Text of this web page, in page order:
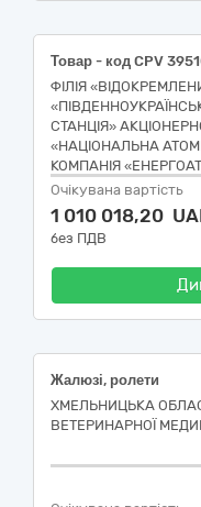
ФІЛІЯ
СТАНЦІЯ»
«НАЦІОНАЛЬНА
КОМПАНІЯ
Очікувана вартість
1 010 018,20
без ПДВ
Жалюзі, ролети
ХМЕЛЬНИЦЬКА
ВЕТЕРИНАРНОЇ